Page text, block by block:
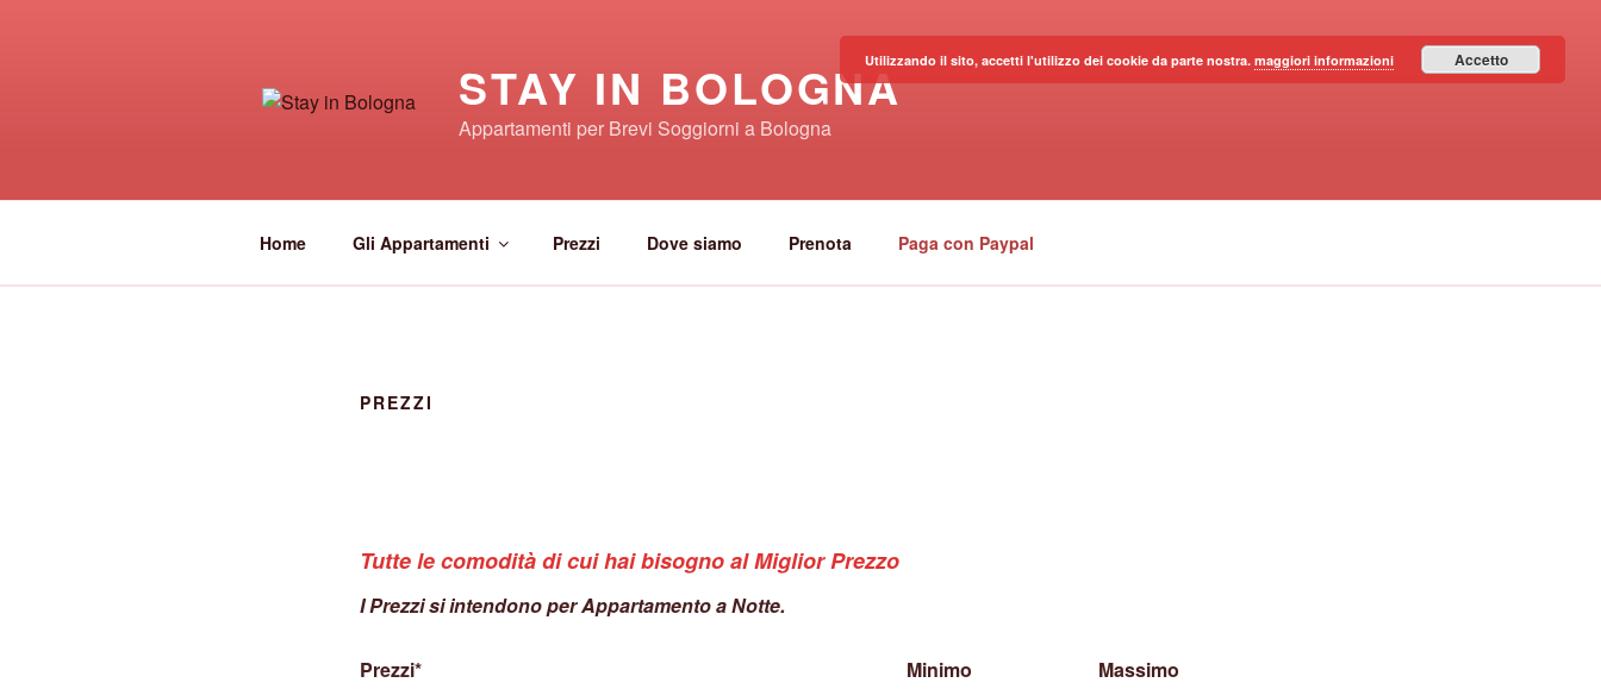
STAY IN BOLOGNA
Appartamenti per Brevi Soggiorni a Bologna
Home Gli Appartamenti Prezzi Dove siamo Prenota Paga con Paypal
PREZZI
Tutte le comodità di cui hai bisogno al Miglior Prezzo
I Prezzi si intendono per Appartamento a Notte.
Prezzi* Minimo
Massimo
Utilizzando il sito, accetti l'utilizzo dei cookie da parte nostra. maggiori informazioni Accetto